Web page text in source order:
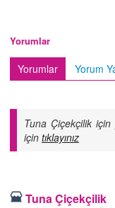
Yorumlar
Yorumlar Yorum
Tuna Çiçekçilik
için tıklayınız
Tuna Çiçekçilik